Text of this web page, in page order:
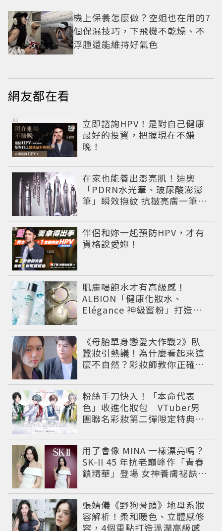
機上保養怎麼做？空姐也在用的7
個保濕技巧，下飛機不乾燥、不
浮腫還能維持好氣色
網友都在看
立即諮詢HPV！是對自己健康
最好的投資，把握現在不嫌
晚！
PR
在家也能養出澎亮肌！迪奧
「PDRN水光筆、玻尿酸澎澎
筆」瞬效撫紋 抗皺亮膚一筆有
伴侶和妳一起預防HPV，才有
資格說愛妳！
PR
肌膚喝飽水才有高級感！
ALBION「健康化妝水、
Elégance 神級蜜粉」打造今
《母胎單身戀愛大作戰2》臥
蠶妝引熱議！為什麼看起來這
麼不自然？彩妝師教你正確畫
粉絲手刀快入！「本命代表
色」收進化妝包 VTuber男
團聯名彩妝第二彈限定特典登
用了會像 MINA 一樣漂亮嗎？
SK-II 45 年抗老巔峰作「青春
鎖精華」登場 女神養膚祕訣同
張婧儀《野狗骨頭》地母系妝
容解析！柔和暖色、立體感修
容，4個重點打造溫潤高級感